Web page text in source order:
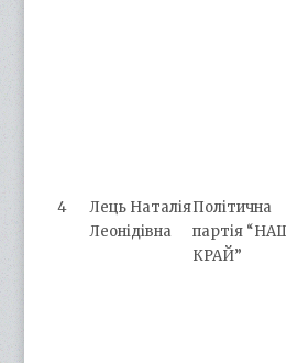
4
Лець Наталія
Леонідівна
Політична
партія
КРАЙ”